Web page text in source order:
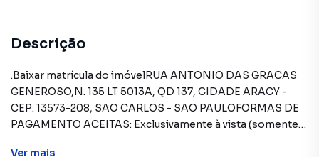
Descrição
.Baixar matrícula do imóvelRUA ANTONIO DAS GRACAS
GENEROSO,N. 135 LT 5013A, QD 137, CIDADE ARACY -
CEP: 13573-208, SAO CARLOS - SAO PAULOFORMAS DE
PAGAMENTO ACEITAS: Exclusivamente à vista (somente
Ver mais